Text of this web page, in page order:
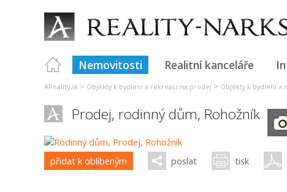
Nemovitosti Realitní kanceláře
AReality.sk > Objekty k bydlení a rekreaci na prodej > Objekty k bydlení a
Prodej, rodinný dům, Rohožník
přidat k oblíbeným poslat tisk